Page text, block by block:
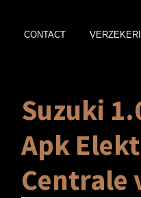
CONTACT
Suzuki
Apk
Centrale